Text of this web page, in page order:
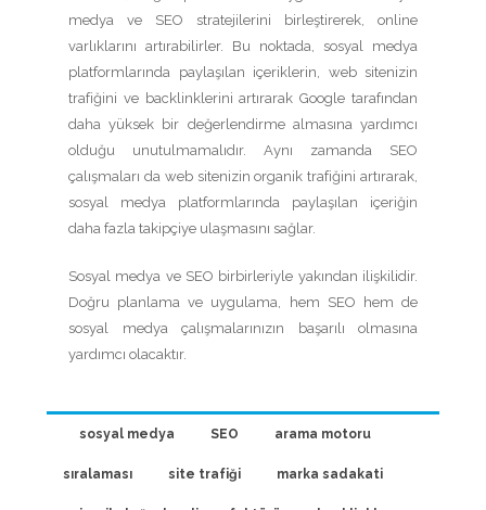
medya ve SEO stratejilerini birleştirerek, online
varlıklarını artırabilirler. Bu noktada, sosyal medya
platformlarında paylaşılan içeriklerin, web sitenizin
trafiğini ve backlinklerini artırarak Google tarafından
daha yüksek bir değerlendirme almasına yardımcı
olduğu unutulmamalıdır. Aynı zamanda SEO
çalışmaları da web sitenizin organik trafiğini artırarak,
sosyal medya platformlarında paylaşılan içeriğin
daha fazla takipçiye ulaşmasını sağlar.
Sosyal medya ve SEO birbirleriyle yakından ilişkilidir.
Doğru planlama ve uygulama, hem SEO hem de
sosyal medya çalışmalarınızın başarılı olmasına
yardımcı olacaktır.
sosyal medya SEO arama motoru
sıralaması site trafiği marka sadakati